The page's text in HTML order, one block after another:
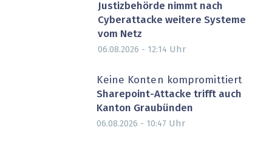
Justizbehörde nimmt nach
Cyberattacke weitere Systeme
vom Netz
06.08.2026 - 12:14 Uhr
Keine Konten kompromittiert
Sharepoint-Attacke trifft auch
Kanton Graubünden
06.08.2026 - 10:47 Uhr